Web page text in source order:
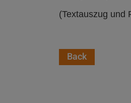
(Textauszug und
Back